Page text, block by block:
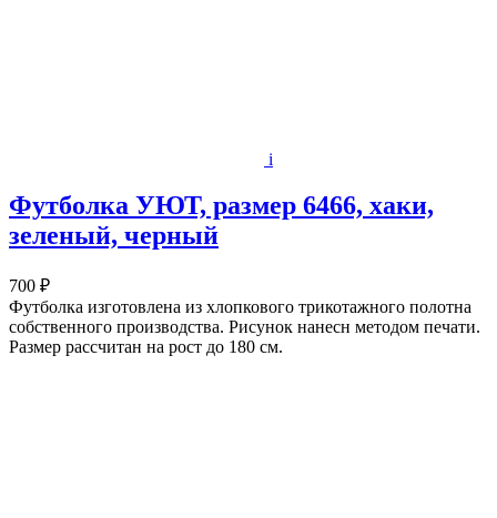
i
Футболка УЮТ, размер 6466, хаки,
зеленый, черный
700 ₽
Футболка изготовлена из хлопкового трикотажного полотна
собственного производства. Рисунок нанесн методом печати.
Размер рассчитан на рост до 180 см.